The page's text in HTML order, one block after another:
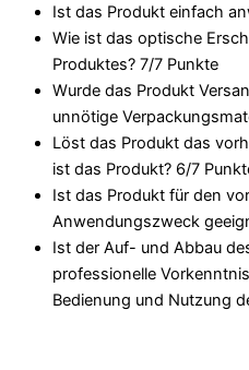
Ist das Produkt einfach
Wie ist das optische
Produktes? 7/7 Punkte
Wurde das Produkt
unnötige
Löst das Produkt das
ist das Produkt? 6/7
Ist das Produkt für den
Anwendungszweck
Ist der Auf- und Abbau
professionelle
Bedienung und Nutzung